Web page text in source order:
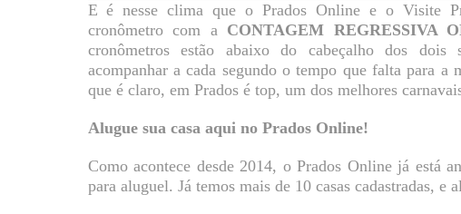
E é nesse clima que o Prados Online e o Visite
cronômetro com a CONTAGEM REGRESSIVA
cronômetros estão abaixo do cabeçalho dos
acompanhar a cada segundo o tempo que falta para a
que é claro, em Prados é top, um dos melhores
Alugue sua casa aqui no Prados Online!
Como acontece desde 2014, o Prados Online já está
para aluguel. Já temos mais de 10 casas cadastradas, e